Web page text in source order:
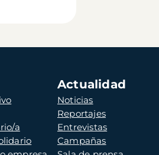
a
Actualidad
Noticias
Reportajes
Entrevistas
Campañas